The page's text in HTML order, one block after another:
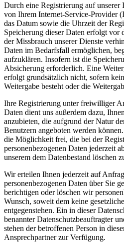
Durch eine Registrierung auf unserer
von Ihrem Internet-Service-Provider
das Datum sowie die Uhrzeit der
Speicherung dieser Daten erfolgt vor
der Missbrauch unserer Dienste
Daten im Bedarfsfall ermöglichen,
aufzuklären. Insofern ist die
Absicherung erforderlich. Eine
erfolgt grundsätzlich nicht, sofern
Weitergabe besteht oder die
Ihre Registrierung unter freiwilliger
Daten dient uns außerdem dazu,
anzubieten, die aufgrund der Natur
Benutzern angeboten werden
die Möglichkeit frei, die bei der
personenbezogenen Daten jederzeit
unserem dem Datenbestand löschen
Wir erteilen Ihnen jederzeit auf
personenbezogenen Daten über Sie
berichtigen oder löschen wir
Wunsch, soweit dem keine
entgegenstehen. Ein in dieser
benannter Datenschutzbeauftragter
stehen der betroffenen Person in
Ansprechpartner zur Verfügung.